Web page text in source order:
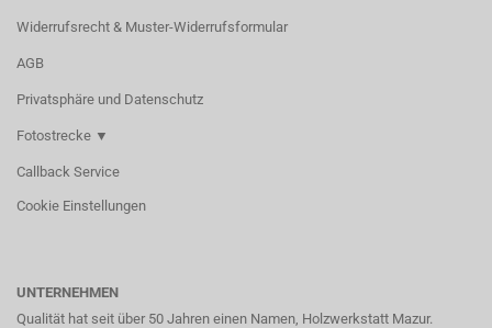
Widerrufsrecht & Muster-Widerrufsformular
AGB
Privatsphäre und Datenschutz
Fotostrecke ▼
Callback Service
Cookie Einstellungen
UNTERNEHMEN
Qualität hat seit über 50 Jahren einen Namen, Holzwerkstatt Mazur.